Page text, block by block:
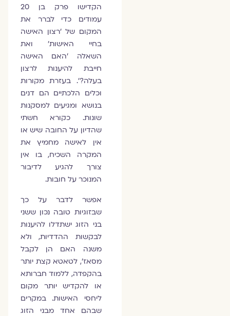
הקדישו פרק בן 20
עמודים כדי לברר את
המקום של 'רצון האישה
בחיי האישות' ואת
השאלה 'האם האישה
חייבת להיענות לרצון
בעלה?'. בעזרת מקורות
וכלים הלכתיים הם דנים
בנושא ומגיעים למסקנות
שונות. כקורא חשתי
שהדיון על החובה שיש או
אין לאישה מחמיץ את
המקרה השכיח, בו אין
צורך להגיע לדיבור
המנוכר על חובות.
אפשר לדבר על כך
שבזוגיות טובה נכון ששני
בני הזוג ישתדלו להיענות
לבקשות ההדדיות, ולא
משנה האם הן לקבל
מסאז', לטאטא קצת יותר
בהקפדה, ללמוד חברותא
או להקדיש יותר מקום
ליחסי האישות. במקרים
שבהם אחד מבני הזוג